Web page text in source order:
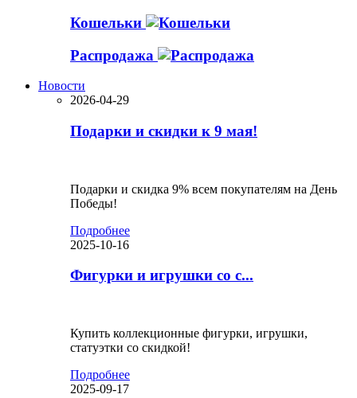
Кошельки
Распродажа
Новости
2026-04-29
Подарки и скидки к 9 мая!
Подарки и скидка 9% всем покупателям на День
Победы!
Подробнее
2025-10-16
Фигурки и игрушки со с...
Купить коллекционные фигурки, игрушки,
статуэтки со скидкой!
Подробнее
2025-09-17